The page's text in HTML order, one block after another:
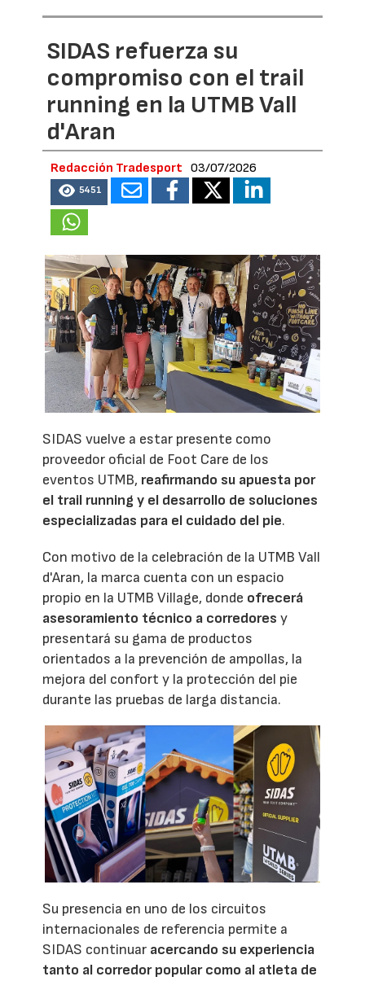
SIDAS refuerza su
compromiso con el trail
running en la UTMB Vall
d'Aran
Redacción Tradesport 03/07/2026
5451
SIDAS vuelve a estar presente como
proveedor oficial de Foot Care de los
eventos UTMB, reafirmando su apuesta por
el trail running y el desarrollo de soluciones
especializadas para el cuidado del pie.
Con motivo de la celebración de la UTMB Vall
d'Aran, la marca cuenta con un espacio
propio en la UTMB Village, donde ofrecerá
asesoramiento técnico a corredores y
presentará su gama de productos
orientados a la prevención de ampollas, la
mejora del confort y la protección del pie
durante las pruebas de larga distancia.
Su presencia en uno de los circuitos
internacionales de referencia permite a
SIDAS continuar acercando su experiencia
tanto al corredor popular como al atleta de